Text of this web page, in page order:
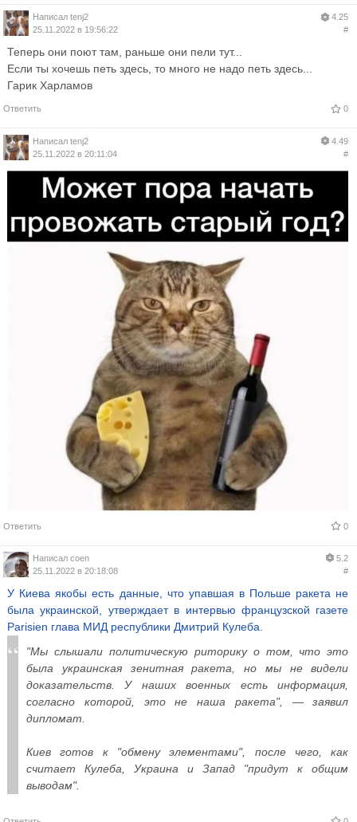
Написал tenj2
25.11.2022 в 19:56:22
4.25
#
Теперь они поют там, раньше они пели тут...
Если ты хочешь петь здесь, то много не надо петь здесь...
Гарик Харламов
Ответить 0
Написал tenj2
25.11.2022 в 20:11:04
4.49
#
Ответить 0
Написал coen
25.11.2022 в 20:18:08
5.2
#
У Киева якобы есть данные, что упавшая в Польше ракета не
была украинской, утверждает в интервью французской газете
Parisien глава МИД республики Дмитрий Кулеба.
"Мы слышали политическую риторику о том, что это
была украинская зенитная ракета, но мы не видели
доказательств. У наших военных есть информация,
согласно которой, это не наша ракета", — заявил
дипломат.
Киев готов к "обмену элементами", после чего, как
считает Кулеба, Украина и Запад "придут к общим
выводам".